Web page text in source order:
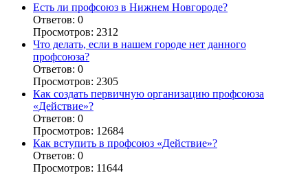
Есть ли профсоюз в Нижнем Новгороде?
Ответов: 0
Просмотров: 2312
Что делать, если в нашем городе нет данного
профсоюза?
Ответов: 0
Просмотров: 2305
Как создать первичную организацию профсоюза
«Действие»?
Ответов: 0
Просмотров: 12684
Как вступить в профсоюз «Действие»?
Ответов: 0
Просмотров: 11644